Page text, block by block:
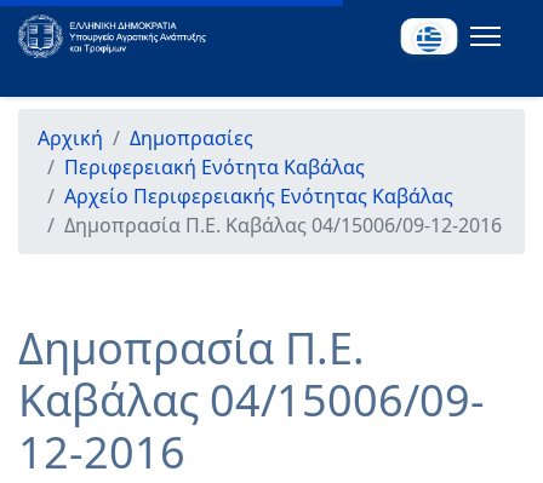
Αρχική
Δημοπρασίες
Περιφερειακή Ενότητα Καβάλας
Αρχείο Περιφερειακής Ενότητας Καβάλας
Δημοπρασία Π.Ε. Καβάλας 04/15006/09-12-2016
Δημοπρασία Π.Ε.
Καβάλας 04/15006/09-
12-2016